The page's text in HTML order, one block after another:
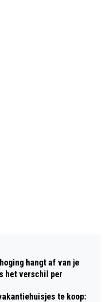
hangt af van je
het verschil per
te koop: